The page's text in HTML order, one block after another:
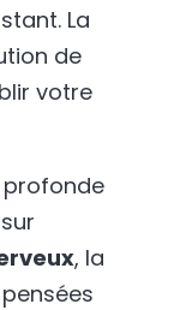
La
de
votre
profonde
, la